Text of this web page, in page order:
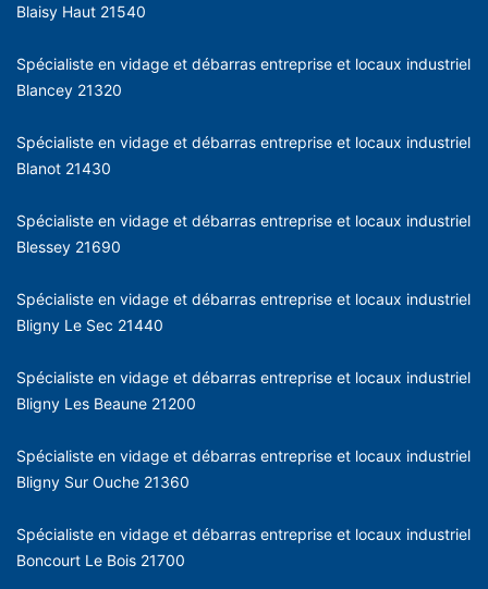
Blaisy Haut 21540
Spécialiste en vidage et débarras entreprise et locaux industriel
Blancey 21320
Spécialiste en vidage et débarras entreprise et locaux industriel
Blanot 21430
Spécialiste en vidage et débarras entreprise et locaux industriel
Blessey 21690
Spécialiste en vidage et débarras entreprise et locaux industriel
Bligny Le Sec 21440
Spécialiste en vidage et débarras entreprise et locaux industriel
Bligny Les Beaune 21200
Spécialiste en vidage et débarras entreprise et locaux industriel
Bligny Sur Ouche 21360
Spécialiste en vidage et débarras entreprise et locaux industriel
Boncourt Le Bois 21700